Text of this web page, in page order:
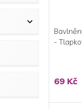
-
69 Kč